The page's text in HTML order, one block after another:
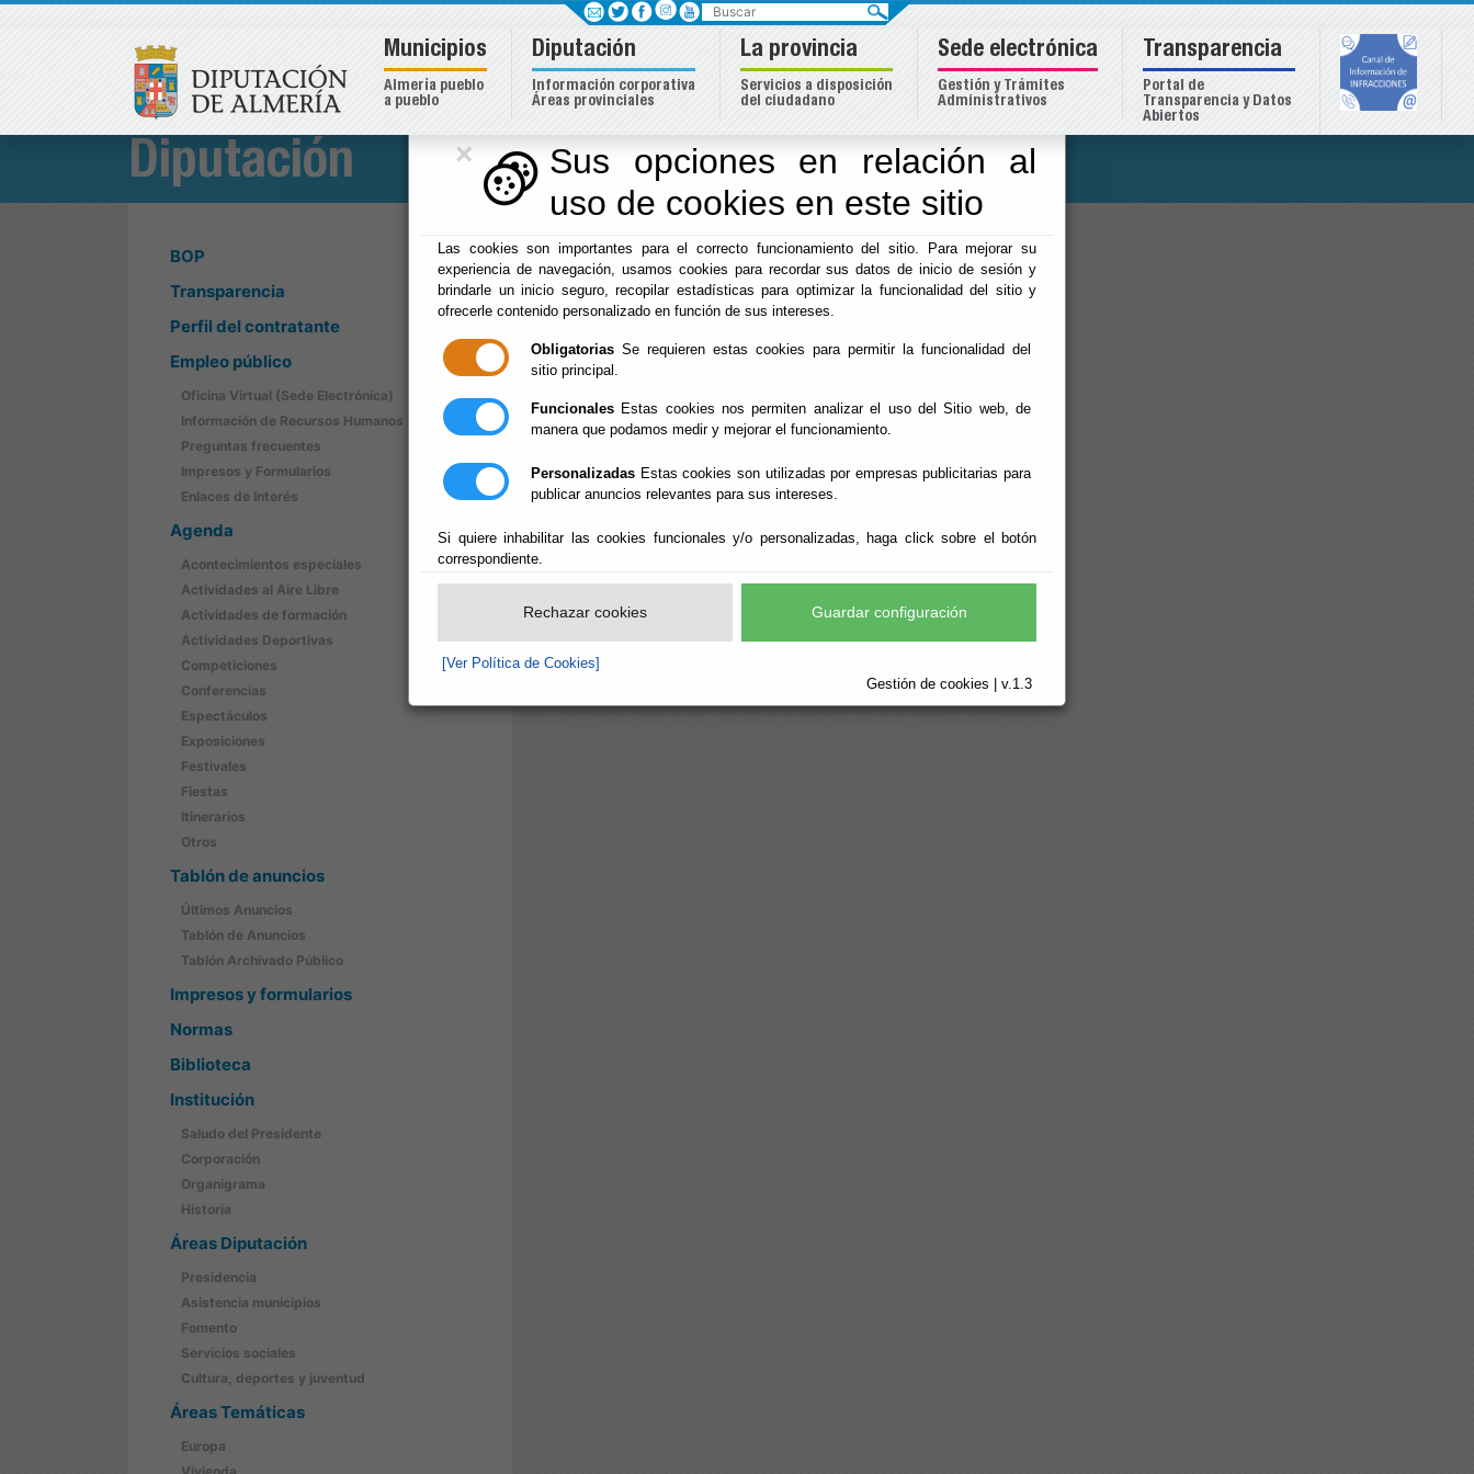
×
Sus opciones en relación al
uso de cookies en este sitio
Las cookies son importantes para el correcto funcionamiento del sitio. Para mejorar su
experiencia de navegación, usamos cookies para recordar sus datos de inicio de sesión y
brindarle un inicio seguro, recopilar estadísticas para optimizar la funcionalidad del sitio y
ofrecerle contenido personalizado en función de sus intereses.
Obligatorias Se requieren estas cookies para permitir la funcionalidad del
sitio principal.
Funcionales Estas cookies nos permiten analizar el uso del Sitio web, de
manera que podamos medir y mejorar el funcionamiento.
Personalizadas Estas cookies son utilizadas por empresas publicitarias para
publicar anuncios relevantes para sus intereses.
Si quiere inhabilitar las cookies funcionales y/o personalizadas, haga click sobre el botón
correspondiente.
Rechazar cookies Guardar configuración
[Ver Política de Cookies]
Gestión de cookies | v.1.3
Diputación
BOP
Transparencia
Perfil del contratante
Empleo público
Oficina Virtual (Sede Electrónica)
Información de Recursos Humanos
Preguntas frecuentes
Impresos y Formularios
Enlaces de Interés
Agenda
Acontecimientos especiales
Actividades al Aire Libre
Actividades de formación
Actividades Deportivas
Competiciones
Conferencias
Espectáculos
Exposiciones
Festivales
Fiestas
Itinerarios
Otros
Tablón de anuncios
Últimos Anuncios
Tablón de Anuncios
Tablón Archivado Público
Impresos y formularios
Normas
Biblioteca
Institución
Saludo del Presidente
Corporación
Organigrama
Historia
Áreas Diputación
Presidencia
Asistencia municipios
Fomento
Servicios sociales
Cultura, deportes y juventud
Áreas Temáticas
Europa
Inicio -Diputación - María Teresa Piqueras Valarino
Declaración intereses
Agenda
Buscar
Municipios
Almería pueblo
a pueblo
Diputación
Información corporativa
Áreas provinciales
La provincia
Servicios a disposición
del ciudadano
Sede electrónica
Gestión y Trámites
Administrativos
Transparencia
Portal de
Transparencia y Datos
Abiertos